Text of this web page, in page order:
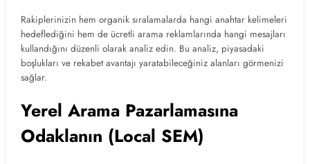
Rakiplerinizin hem organik sıralamalarda hangi anahtar kelimeleri
hedeflediğini hem de ücretli arama reklamlarında hangi mesajları
kullandığını düzenli olarak analiz edin. Bu analiz, piyasadaki
boşlukları ve rekabet avantajı yaratabileceğiniz alanları görmenizi
sağlar.
Yerel Arama Pazarlamasına
Odaklanın (Local SEM)